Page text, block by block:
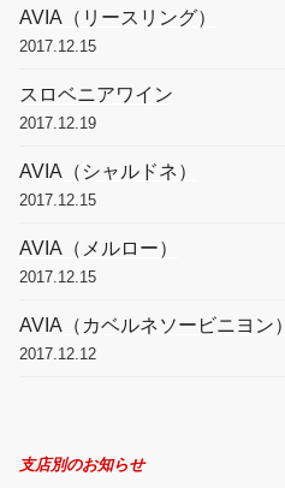
AVIA（リースリング）
2017.12.15
スロベニアワイン
2017.12.19
AVIA（シャルドネ）
2017.12.15
AVIA（メルロー）
2017.12.15
AVIA（カベルネソービニヨン）
2017.12.12
支店別のお知らせ